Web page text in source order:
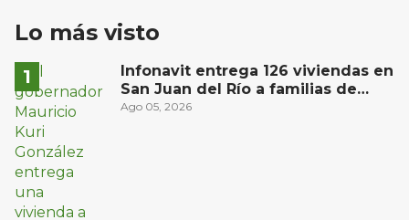
Lo más visto
Infonavit entrega 126 viviendas en
San Juan del Río a familias de
bajos ingresos
Ago 05, 2026